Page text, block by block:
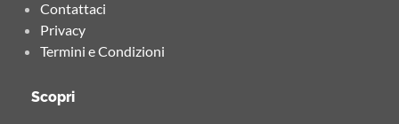
Contattaci
Privacy
Termini e Condizioni
Scopri